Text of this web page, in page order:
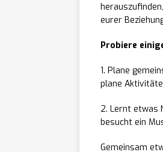
eurer
Probiere
1. Plane
plane
2. Lernt etwas
besucht ein
Gemeinsam